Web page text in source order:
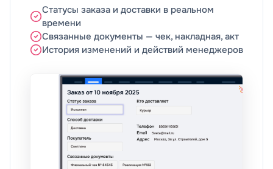
Статусы заказа и доставки в реальном
времени
Связанные документы — чек, накладная, акт
История изменений и действий менеджеров